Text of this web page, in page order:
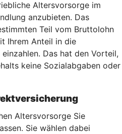
Altersvorsorge im
anzubieten. Das
Teil vom Bruttolohn
Ihrem Anteil in die
Das hat den Vorteil,
keine Sozialabgaben oder
Altersvorsorge Sie
Sie wählen dabei